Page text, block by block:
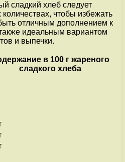
сладкий хлеб следует
чтобы избежать
отличным дополнением к
идеальным вариантом
и выпечки.
в 100 г жареного
сладкого хлеба